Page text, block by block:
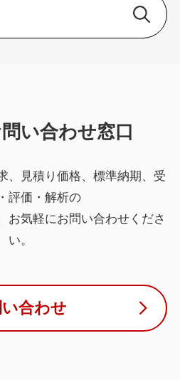
い合わせ窓口
、見積り価格、標準納期、受
評価・解析の
お気軽にお問い合わせくださ
い。
合わせ